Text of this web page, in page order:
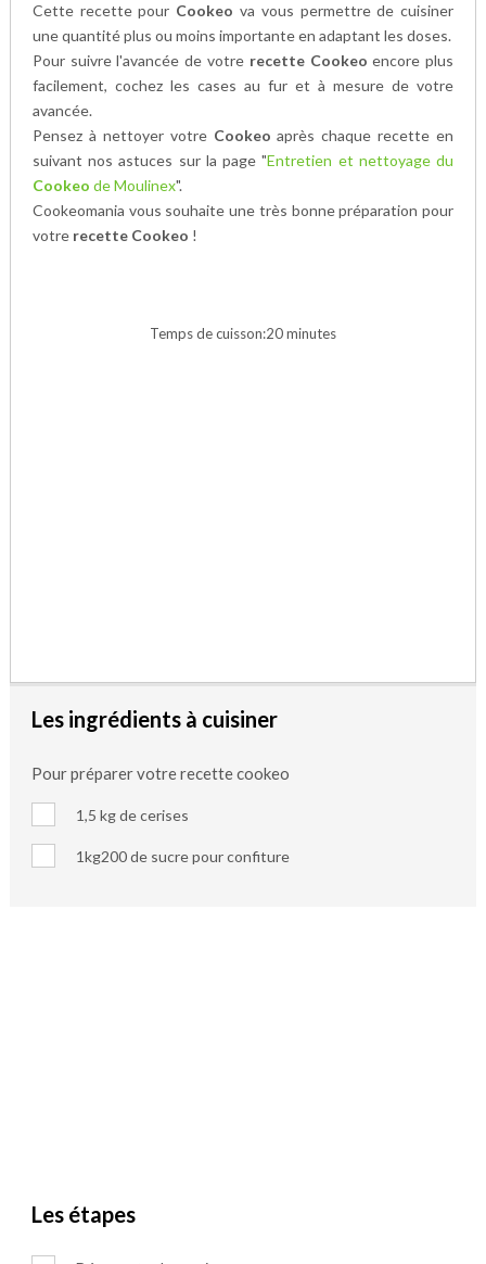
Cette recette pour Cookeo va vous permettre de cuisiner
une quantité plus ou moins importante en adaptant les doses.
Pour suivre l'avancée de votre recette Cookeo encore plus
facilement, cochez les cases au fur et à mesure de votre
avancée.
Pensez à nettoyer votre Cookeo après chaque recette en
suivant nos astuces sur la page "Entretien et nettoyage du
Cookeo de Moulinex".
Cookeomania vous souhaite une très bonne préparation pour
votre recette Cookeo !
Temps de cuisson:20 minutes
Les ingrédients à cuisiner
Pour préparer votre recette cookeo
1,5 kg de cerises
1kg200 de sucre pour confiture
Les étapes